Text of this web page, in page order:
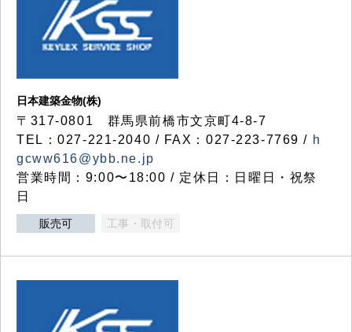
日本建築金物(株)
〒317‐0801 群馬県前橋市文京町4-8-7
TEL：027-221-2040 / FAX：027-223-7769 / h
gcww616@ybb.ne.jp
営業時間：9:00〜18:00 / 定休日：日曜日・祝祭
日
販売可 工事・取付可